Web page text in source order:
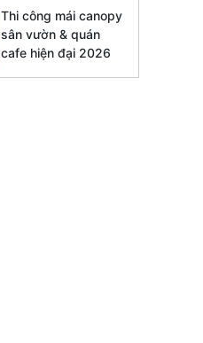
Thi công mái canopy
sân vườn & quán
cafe hiện đại 2026